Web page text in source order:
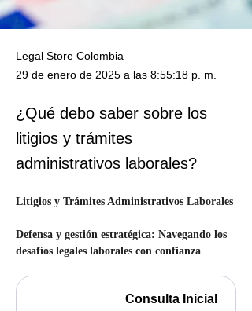
Legal Store Colombia
29 de enero de 2025 a las 8:55:18 p. m.
¿Qué debo saber sobre los
litigios y trámites
administrativos laborales?
Litigios y Trámites Administrativos Laborales
Defensa y gestión estratégica: Navegando los
desafíos legales laborales con confianza
Consulta Inicial